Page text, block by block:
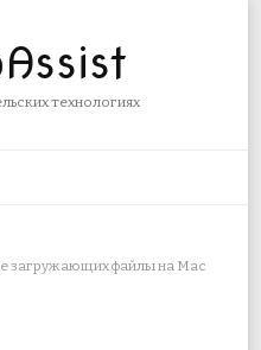
технологиях
загружающих файлы на Mac